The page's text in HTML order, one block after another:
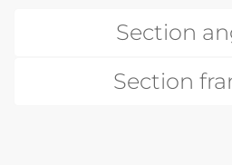
Section
Section